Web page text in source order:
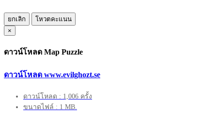
ยกเลิก
โหวตคะแนน
×
ดาวน์โหลด Map Puzzle
ดาวน์โหลด www.evilghozt.se
ดาวน์โหลด : 1,006 ครั้ง
ขนาดไฟล์ : 1 MB.